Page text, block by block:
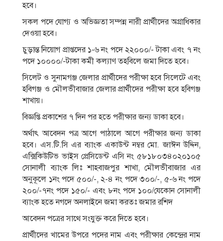
হবে।
সকল পদে যােগ্য ও অভিজ্ঞতা সম্পন্ন নারী প্রার্থীদের অগ্রাধিকার
দেওয়া হবে।
চুড়ান্ত নিয়ােগ প্রাপ্তদের ১-৬ নং পদে ২২০০০/- টাকা এবং ৭ নং
পদে ১০০০০/-টাকা কমী কল্যাণ তহবিলে জমা দিতে হবে।
সিলেট ও সুনামগঞ্জ জেলার প্রার্থীদের পরীক্ষা হবে সিলেটে এবং
হবিগঞ্জ ও মৌলভীবাজার জেলার প্রার্থীদের পরীক্ষা হবে হবিগঞ্জ
শাখায়।
বিজ্ঞপ্তি প্রকাশের ৭ দিন পর হতে পরীক্ষার জন্য ডাকা হবে।
অর্থাৎ আবেদন পত্র আগে পাঠালে আগে পরীক্ষার জন্য ডাকা
হবে। এস.টি.সি এর ব্যাংক একাউন্ট নম্বর মাে. জাঈন উদ্দিন,
এক্সিকিউটিভ ভাইস প্রেসিডেন্ট এসি নং ৫৮১৮০৩৪০২০১০৫
সােনালী ব্যাংক লিঃ শাহবাজপুর শাখা, মৌলভীবাজার এর
অনুকূলে ১নং পদে ৫০০/-, ২-৪ নং পদে ৩০০/-, ৫-৬ নং পদে
২০০/-৭নং পদে ১৫০/- এবং ৮নং পদে ১০০/যেকোন সােনালী
ব্যাংক হতে নগদে অনলাইনে জমা করতঃ জমার রশিদ
আবেদন পত্রের সাথে সংযুক্ত করে দিতে হবে।
প্রার্থীদের খামের উপরে পদের নাম এবং পরীক্ষার কেন্দ্রের নাম